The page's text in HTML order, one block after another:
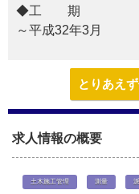
◆工 期
～平成32年3月
とりあえ
求人情報の概要
土木施工管理 測量